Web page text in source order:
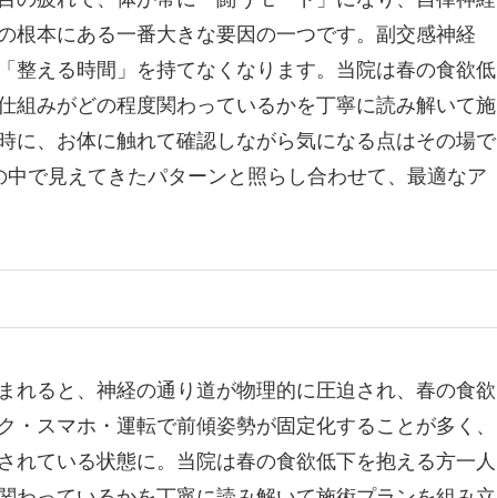
根本にある一番大きな要因の一つです。副交感神経
整える時間」を持てなくなります。当院は春の食欲低
組みがどの程度関わっているかを丁寧に読み解いて施
に、お体に触れて確認しながら気になる点はその場で
で見えてきたパターンと照らし合わせて、最適なア
れると、神経の通り道が物理的に圧迫され、春の食欲
スマホ・運転で前傾姿勢が固定化することが多く、
れている状態に。当院は春の食欲低下を抱える方一人